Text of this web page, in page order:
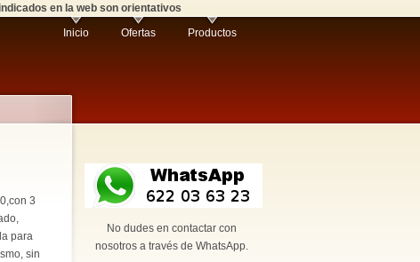
en la web son orientativos
Inicio Ofertas Productos
3
para
sin
No dudes en contactar con
nosotros a través de WhatsApp.